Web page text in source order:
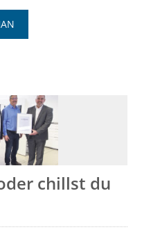
chillst du